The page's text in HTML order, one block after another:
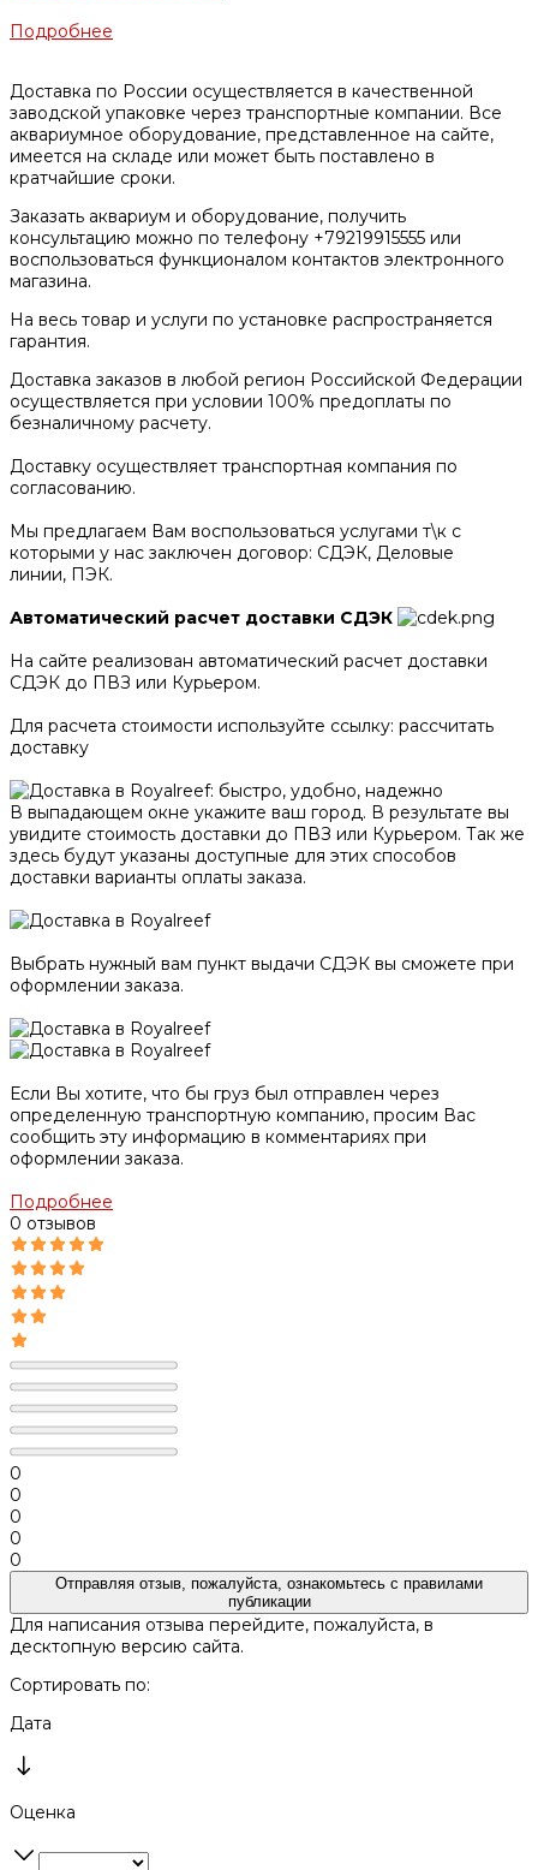
Подробнее
Доставка по России осуществляется в качественной
заводской упаковке через транспортные компании. Все
аквариумное оборудование, представленное на сайте,
имеется на складе или может быть поставлено в
кратчайшие сроки.
Заказать аквариум и оборудование, получить
консультацию можно по телефону +79219915555 или
воспользоваться функционалом контактов электронного
магазина.
На весь товар и услуги по установке распространяется
гарантия.
Доставка заказов в любой регион Российской Федерации
осуществляется при условии 100% предоплаты по
безналичному расчету.
Доставку осуществляет транспортная компания по
согласованию.
Мы предлагаем Вам воспользоваться услугами т\к с
которыми у нас заключен договор: СДЭК, Деловые
линии, ПЭК.
Автоматический расчет доставки СДЭК
На сайте реализован автоматический расчет доставки
СДЭК до ПВЗ или Курьером.
Для расчета стоимости используйте ссылку: рассчитать
доставку
В выпадающем окне укажите ваш город. В результате вы
увидите стоимость доставки до ПВЗ или Курьером. Так же
здесь будут указаны доступные для этих способов
доставки варианты оплаты заказа.
Выбрать нужный вам пункт выдачи СДЭК вы сможете при
оформлении заказа.
Если Вы хотите, что бы груз был отправлен через
определенную транспортную компанию, просим Вас
сообщить эту информацию в комментариях при
оформлении заказа.
Подробнее
0 отзывов
0
0
0
0
0
Отправляя отзыв, пожалуйста, ознакомьтесь с правилами
публикации
Для написания отзыва перейдите, пожалуйста, в
десктопную версию сайта.
Сортировать по:
Дата
Оценка